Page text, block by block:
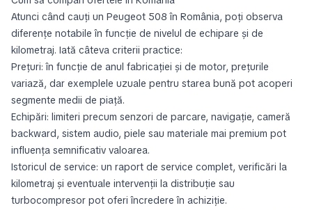
Atunci când cauți un Peugeot 508 în România, poți observa
diferențe notabile în funcție de nivelul de echipare și de
kilometraj. Iată câteva criterii practice:
Prețuri: în funcție de anul fabricației și de motor, prețurile
variază, dar exemplele uzuale pentru starea bună pot acoperi
segmente medii de piață.
Echipări: limiteri precum senzori de parcare, navigație, cameră
backward, sistem audio, piele sau materiale mai premium pot
influența semnificativ valoarea.
Istoricul de service: un raport de service complet, verificări la
kilometraj și eventuale intervenții la distribuție sau
turbocompresor pot oferi încredere în achiziție.